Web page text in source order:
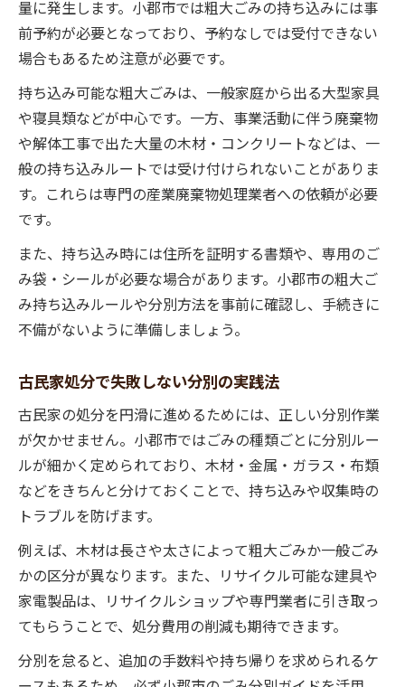
量に発生します。小郡市では粗大ごみの持ち込みには事
前予約が必要となっており、予約なしでは受付できない
場合もあるため注意が必要です。
持ち込み可能な粗大ごみは、一般家庭から出る大型家具
や寝具類などが中心です。一方、事業活動に伴う廃棄物
や解体工事で出た大量の木材・コンクリートなどは、一
般の持ち込みルートでは受け付けられないことがありま
す。これらは専門の産業廃棄物処理業者への依頼が必要
です。
また、持ち込み時には住所を証明する書類や、専用のご
み袋・シールが必要な場合があります。小郡市の粗大ご
み持ち込みルールや分別方法を事前に確認し、手続きに
不備がないように準備しましょう。
古民家処分で失敗しない分別の実践法
古民家の処分を円滑に進めるためには、正しい分別作業
が欠かせません。小郡市ではごみの種類ごとに分別ルー
ルが細かく定められており、木材・金属・ガラス・布類
などをきちんと分けておくことで、持ち込みや収集時の
トラブルを防げます。
例えば、木材は長さや太さによって粗大ごみか一般ごみ
かの区分が異なります。また、リサイクル可能な建具や
家電製品は、リサイクルショップや専門業者に引き取っ
てもらうことで、処分費用の削減も期待できます。
分別を怠ると、追加の手数料や持ち帰りを求められるケ